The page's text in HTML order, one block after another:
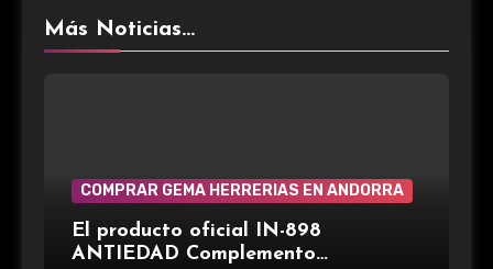
Más Noticias...
COMPRAR GEMA HERRERIAS EN ANDORRA
El producto oficial IN-898
ANTIEDAD Complemento